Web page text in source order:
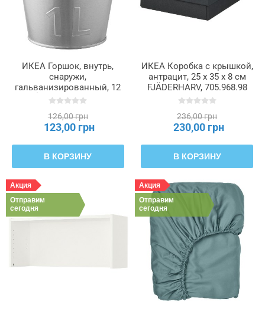
ИКЕА Горшок, внутрь,
снаружи,
гальванизированный, 12
см ÅKERBÄR ОКЕРБЭР,
126,00 грн
123,00 грн
В КОРЗИНУ
ИКЕА Коробка с крышкой,
антрацит, 25 x 35 x 8 см
FJÄDERHARV, 705.968.98
236,00 грн
230,00 грн
В КОРЗИНУ
Акция
Отправим
сегодня
Акция
Отправим
сегодня